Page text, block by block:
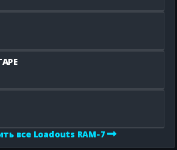
все Loadouts RAM-7